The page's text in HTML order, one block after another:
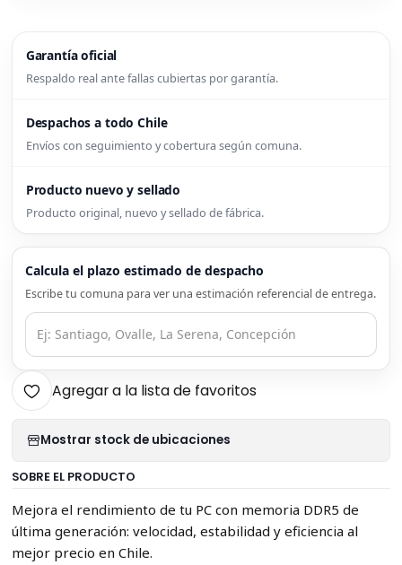
Garantía oficial
Respaldo real ante fallas cubiertas por garantía.
Despachos a todo Chile
Envíos con seguimiento y cobertura según comuna.
Producto nuevo y sellado
Producto original, nuevo y sellado de fábrica.
Calcula el plazo estimado de despacho
Escribe tu comuna para ver una estimación referencial de entrega.
Agregar a la lista de favoritos
Mostrar stock de ubicaciones
SOBRE EL PRODUCTO
Mejora el rendimiento de tu PC con memoria DDR5 de
última generación: velocidad, estabilidad y eficiencia al
mejor precio en Chile.